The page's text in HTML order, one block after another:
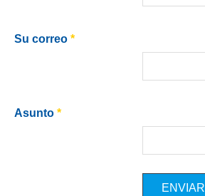
Su correo *
Asunto *
ENVIAR